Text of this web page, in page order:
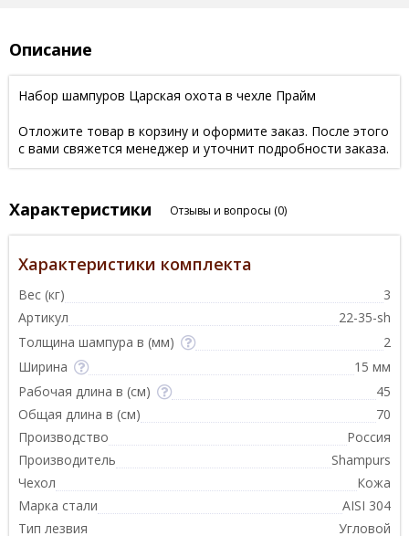
Описание
Набор шампуров Царская охота в чехле Прайм
Отложите товар в корзину и оформите заказ. После этого
с вами свяжется менеджер и уточнит подробности заказа.
Характеристики Отзывы и вопросы (0)
Характеристики комплекта
Вес (кг)
3
Артикул
22-35-sh
Толщина шампура в (мм)
2
Ширина
15 мм
Рабочая длина в (см)
45
Общая длина в (см)
70
Производство
Россия
Производитель
Shampurs
Чехол
Кожа
Марка стали
AISI 304
Тип лезвия
Угловой